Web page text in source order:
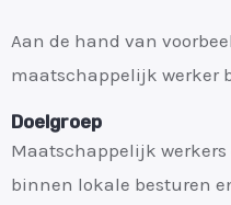
Aan de hand van
maatschappelijk werker
Doelgroep
Maatschappelijk
binnen lokale besturen